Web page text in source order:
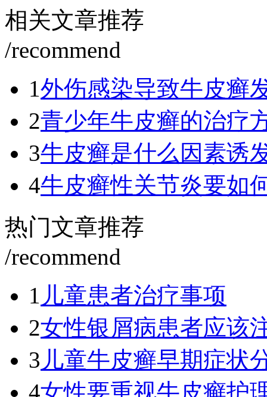
相关文章推荐
/recommend
1外伤感染导致牛皮癣
2青少年牛皮癣的治疗
3牛皮癣是什么因素诱
4牛皮癣性关节炎要如
热门文章推荐
/recommend
1 儿童患者治疗事项
2女性银屑病患者应该
3 儿童牛皮癣早期症状
4女性要重视牛皮癣护